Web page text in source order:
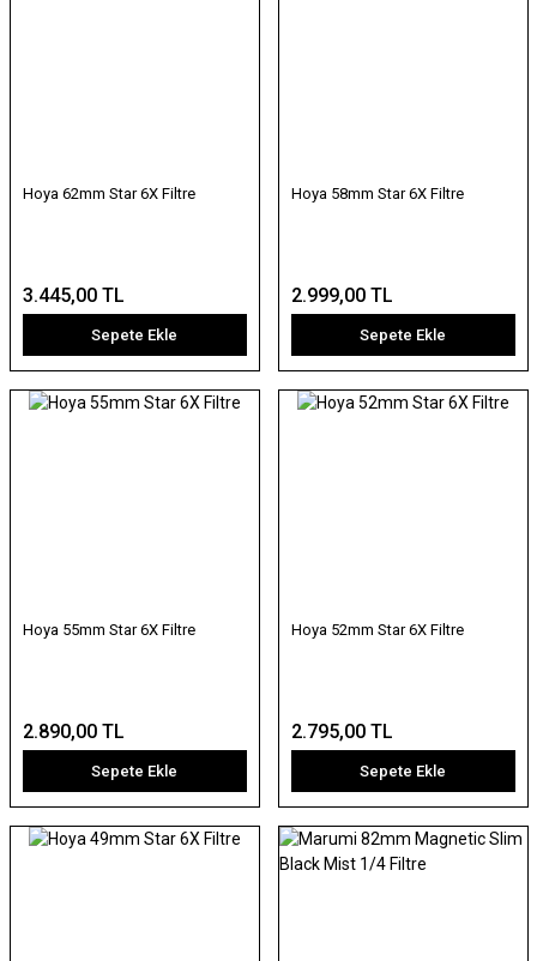
Hoya 62mm Star 6X Filtre
3.445,00 TL
Sepete Ekle
Hoya 58mm Star 6X Filtre
2.999,00 TL
Sepete Ekle
Hoya 55mm Star 6X Filtre
2.890,00 TL
Sepete Ekle
Hoya 52mm Star 6X Filtre
2.795,00 TL
Sepete Ekle